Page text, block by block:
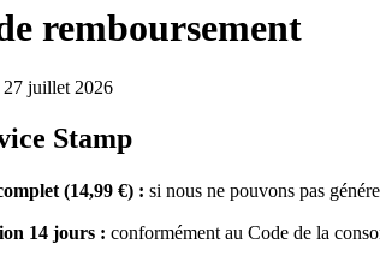
remboursement
27 juillet 2026
Stamp
(14,99 €) : si nous ne pouvons pas
14 jours : conformément au Code de la